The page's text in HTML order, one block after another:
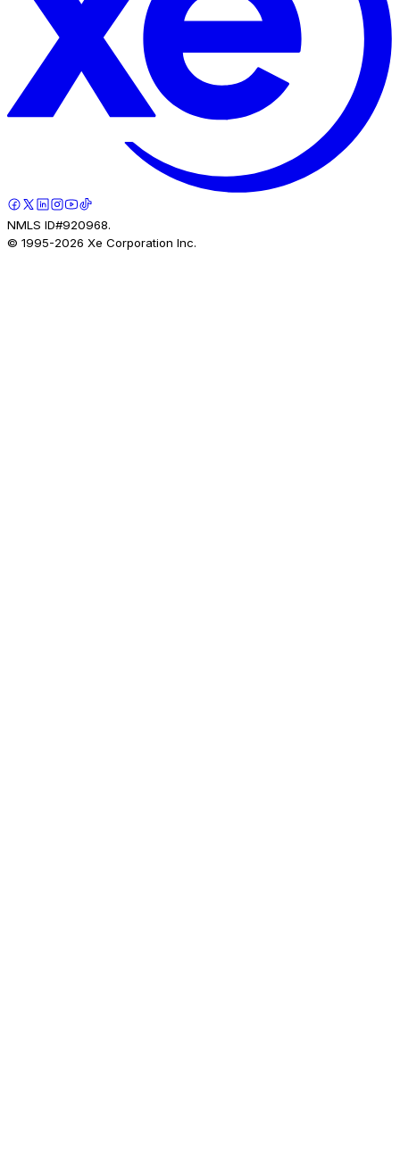
NMLS ID#920968.
© 1995-2026 Xe Corporation Inc.